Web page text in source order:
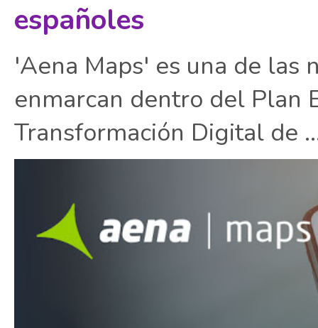
españoles
'Aena Maps' es una de las
enmarcan dentro del Plan
Transformación Digital de